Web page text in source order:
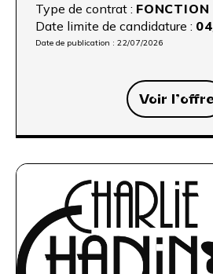
Type de contrat :
Date limite de candidature :
Date de publication : 22/07/2026
Voir l’offre